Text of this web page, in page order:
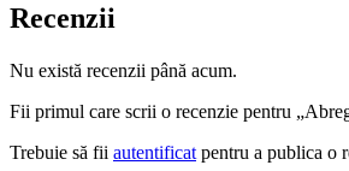
Recenzii
Nu există recenzii până acum.
Fii primul care scrii o recenzie pentru
Trebuie să fii autentificat pentru a publica o